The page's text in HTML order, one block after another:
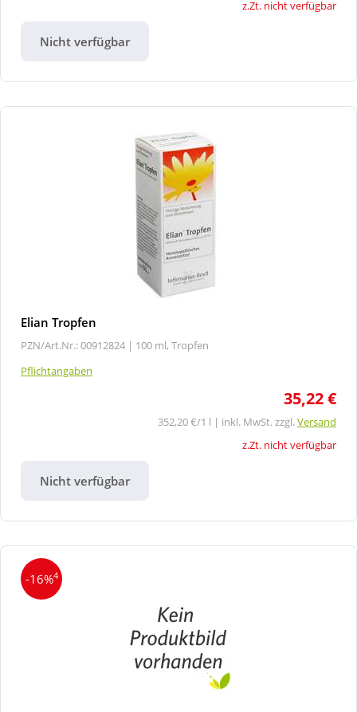
z.Zt. nicht verfügbar
Nicht verfügbar
Elian Tropfen
PZN/Art.Nr.: 00912824 | 100 ml, Tropfen
Pflichtangaben
35,22 €
352,20 €/1 l | inkl. MwSt. zzgl.Versand
z.Zt. nicht verfügbar
Nicht verfügbar
-16%4